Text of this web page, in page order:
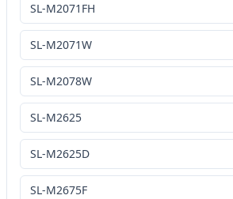
SL-M2071FH
SL-M2071W
SL-M2078W
SL-M2625
SL-M2625D
SL-M2675F